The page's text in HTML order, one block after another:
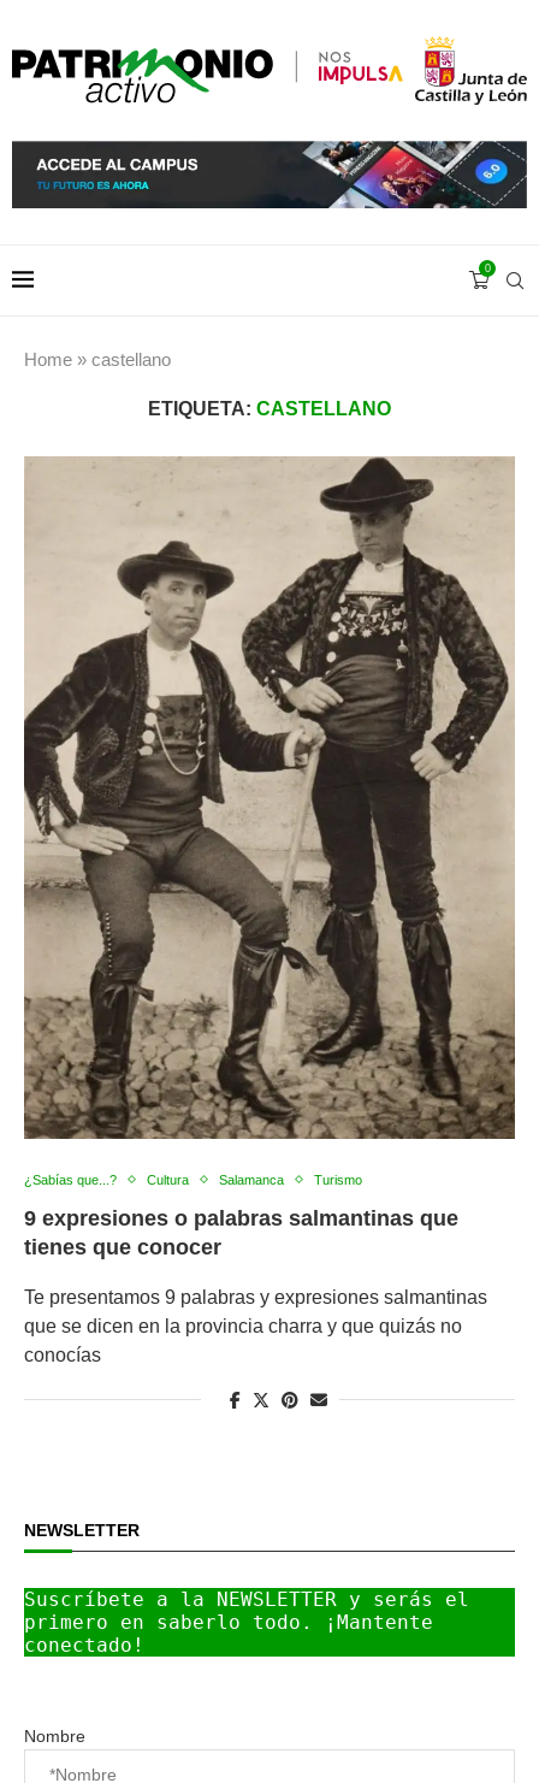
0
Home » castellano
ETIQUETA: CASTELLANO
¿Sabías que...? Cultura Salamanca Turismo
9 expresiones o palabras salmantinas que
tienes que conocer
Te presentamos 9 palabras y expresiones salmantinas
que se dicen en la provincia charra y que quizás no
conocías
NEWSLETTER
Suscríbete a la NEWSLETTER y serás el
primero en saberlo todo. ¡Mantente
conectado!
Nombre